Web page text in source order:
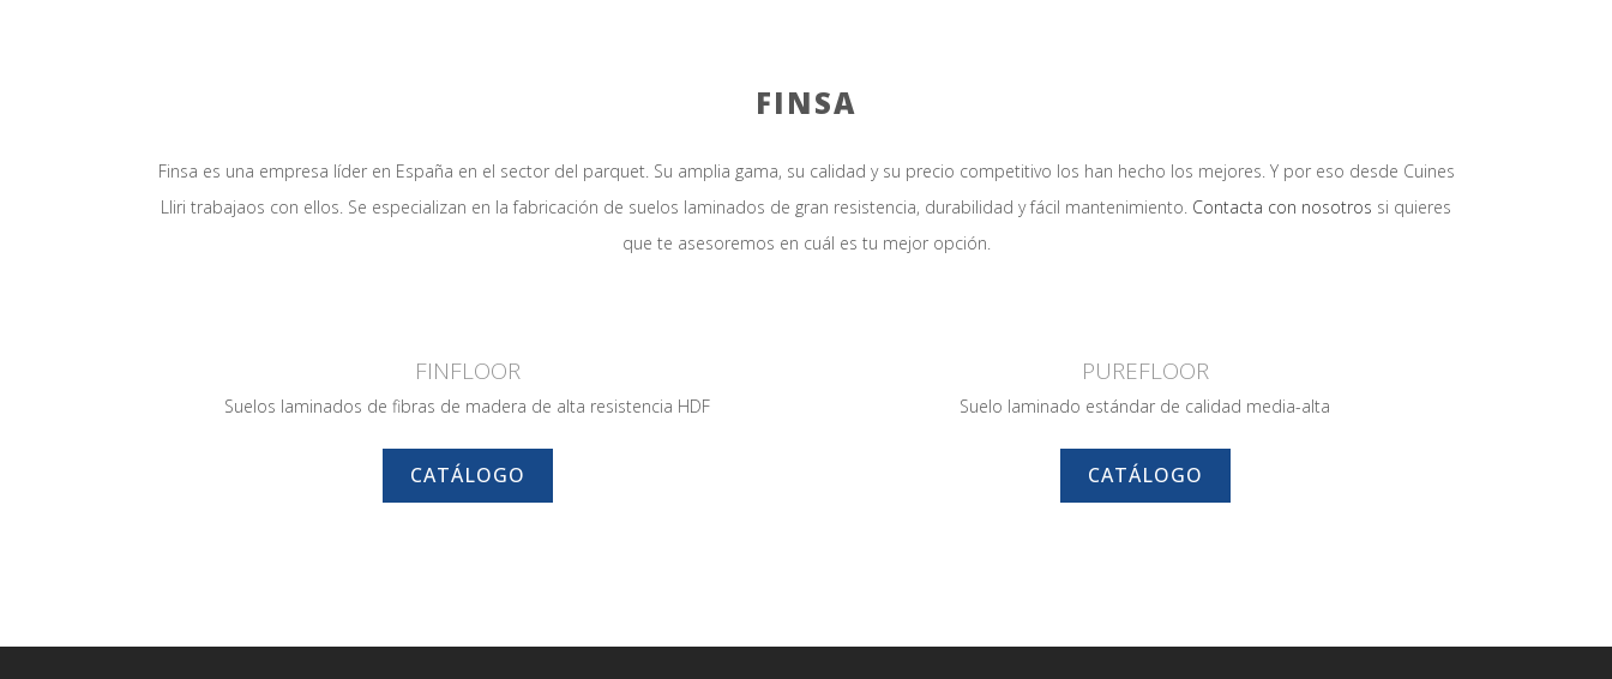
FINSA
Finsa es una empresa líder en España en el sector del parquet. Su amplia gama, su calidad y su precio competitivo los han hecho los mejores. Y por eso desde Cuines
Lliri trabajaos con ellos. Se especializan en la fabricación de suelos laminados de gran resistencia, durabilidad y fácil mantenimiento. Contacta con nosotros si quieres
que te asesoremos en cuál es tu mejor opción.
FINFLOOR
Suelos laminados de fibras de madera de alta resistencia HDF
CATÁLOGO
PUREFLOOR
Suelo laminado estándar de calidad media-alta
CATÁLOGO